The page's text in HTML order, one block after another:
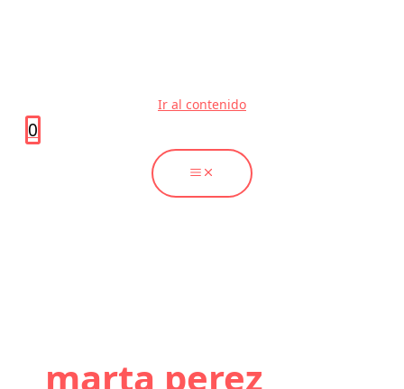
Ir al contenido
0
marta perez